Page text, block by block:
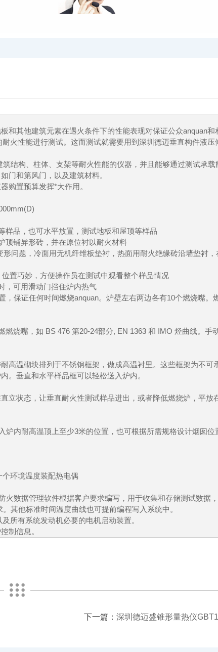
和其他建筑元素在遇火条件下的性能表现对保证公众anquan和
火性能进行测试。这而测试就需要用到深圳德迈垂直构件液压
结构、柱体、支架等耐火性能的仪器，并且能够通过测试承载
门和第风门，以及建筑材料。
购置预算发挥*大作用。
样品，也可水平放置，测试地板和屋顶等样品
顶铺异形砖，并在原位衬以耐火材料
问题，冷面用无机纤维板垫衬，热面用耐火绝缘砖沿墙垫衬，
置巧妙，方便操作员在测试中观看整个样品情况
，可用滑动门挡住炉内热气
，保证任何时间燃烧anquan。炉壁左右两边各有10个燃烧嘴。
烧嘴，如 BS 476 第20-24部分, EN 1363 和 IMO 烃曲线。手
高温砌块排列于不锈钢框架，做成高温衬里。这些框架为不可
。垂直和水平样品框可以轻松送入炉内。
立状态，让垂直耐火性测试样品进出，或者降低燃烧炉，平放
内耐高温顶上至少3米的位置，也可根据所需规格设计烟囱位
环境温度装配热电偶
火数据管理软件根据客户要求编写，用于收集和存储测试数据
其他标准时间温度曲线也可提前编程写入系统中。
所有系统发动机必要的电机启动装置。
制信息。
下一篇： 深圳德迈盛锥形量热仪